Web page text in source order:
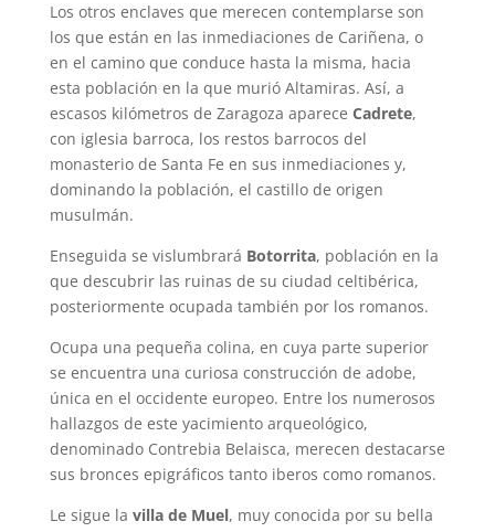
Los otros enclaves que merecen contemplarse son
los que están en las inmediaciones de Cariñena, o
en el camino que conduce hasta la misma, hacia
esta población en la que murió Altamiras. Así, a
escasos kilómetros de Zaragoza aparece Cadrete,
con iglesia barroca, los restos barrocos del
monasterio de Santa Fe en sus inmediaciones y,
dominando la población, el castillo de origen
musulmán.
Enseguida se vislumbrará Botorrita, población en la
que descubrir las ruinas de su ciudad celtibérica,
posteriormente ocupada también por los romanos.
Ocupa una pequeña colina, en cuya parte superior
se encuentra una curiosa construcción de adobe,
única en el occidente europeo. Entre los numerosos
hallazgos de este yacimiento arqueológico,
denominado Contrebia Belaisca, merecen destacarse
sus bronces epigráficos tanto iberos como romanos.
Le sigue la villa de Muel, muy conocida por su bella